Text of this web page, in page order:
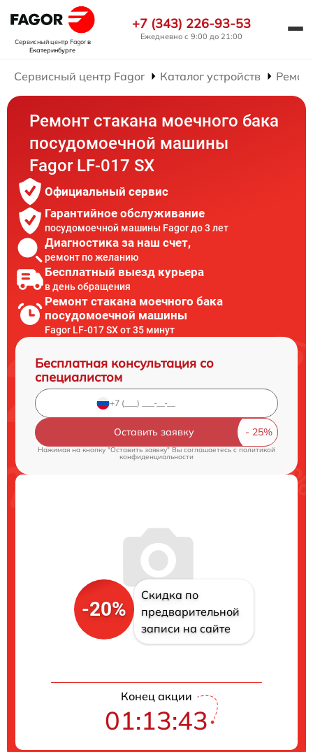
Сервисный центр Fagorв
Екатеринбурге
+7 (343) 226-93-53
Ежедневно с 9:00 до 21:00
Сервисный центр Fagor Каталог устройств
Ремонт стакана моечного бака
посудомоечной машины
Fagor LF-017 SX
Официальный сервис
Гарантийное обслуживание
посудомоечной машины Fagor до 3 лет
Диагностика за наш счет,
ремонт по желанию
Бесплатный выезд курьера
в день обращения
Ремонт стакана моечного бака
посудомоечной машины
Fagor LF-017 SX от 35 минут
Бесплатная консультация со
специалистом
Оставить заявку
Нажимая на кнопку "Оставить заявку" Вы соглашаетесь cполитикой
конфиденциальности
-20%
Скидка по
предварительной
записи на сайте
Конец акции
01:13:42